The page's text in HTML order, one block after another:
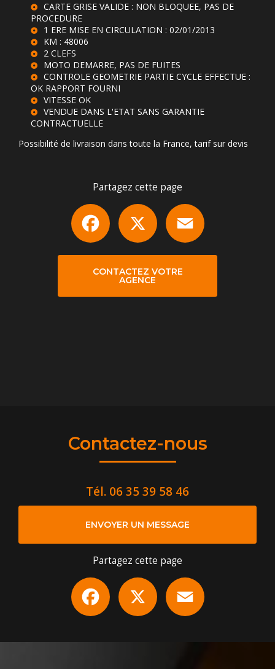
CARTE GRISE VALIDE : NON BLOQUEE, PAS DE
PROCEDURE
1 ERE MISE EN CIRCULATION : 02/01/2013
KM : 48006
2 CLEFS
MOTO DEMARRE, PAS DE FUITES
CONTROLE GEOMETRIE PARTIE CYCLE EFFECTUE :
OK RAPPORT FOURNI
VITESSE OK
VENDUE DANS L'ETAT SANS GARANTIE
CONTRACTUELLE
Possibilité de livraison dans toute la France, tarif sur devis
Partagez cette page
Facebook
CONTACTEZ VOTRE
AGENCE
Contactez-nous
Tél. 06 35 39 58 46
ENVOYER UN MESSAGE
Partagez cette page
Facebook